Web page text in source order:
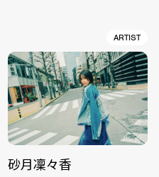
ARTIST
砂月凜々香